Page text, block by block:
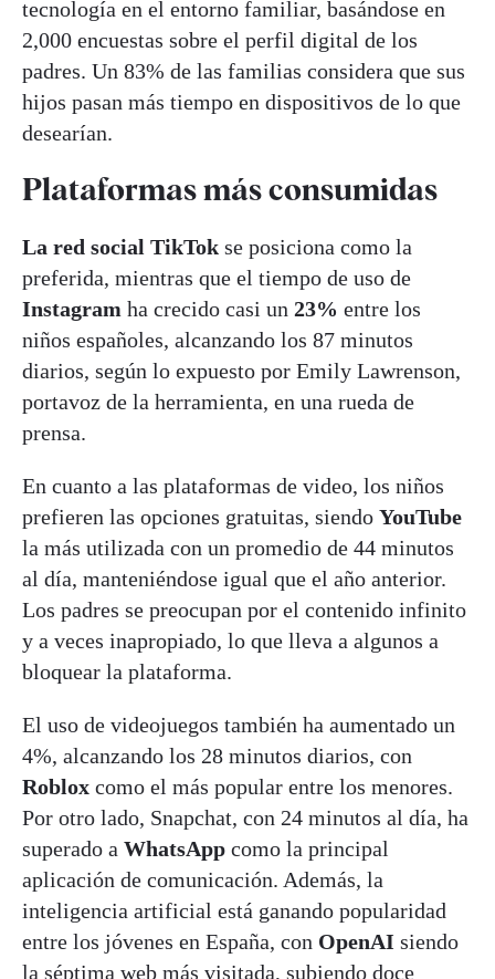
tecnología en el entorno familiar, basándose en
2,000 encuestas sobre el perfil digital de los
padres. Un 83% de las familias considera que sus
hijos pasan más tiempo en dispositivos de lo que
desearían.
Plataformas más consumidas
La red social TikTok se posiciona como la
preferida, mientras que el tiempo de uso de
Instagram ha crecido casi un 23% entre los
niños españoles, alcanzando los 87 minutos
diarios, según lo expuesto por Emily Lawrenson,
portavoz de la herramienta, en una rueda de
prensa.
En cuanto a las plataformas de video, los niños
prefieren las opciones gratuitas, siendo YouTube
la más utilizada con un promedio de 44 minutos
al día, manteniéndose igual que el año anterior.
Los padres se preocupan por el contenido infinito
y a veces inapropiado, lo que lleva a algunos a
bloquear la plataforma.
El uso de videojuegos también ha aumentado un
4%, alcanzando los 28 minutos diarios, con
Roblox como el más popular entre los menores.
Por otro lado, Snapchat, con 24 minutos al día, ha
superado a WhatsApp como la principal
aplicación de comunicación. Además, la
inteligencia artificial está ganando popularidad
entre los jóvenes en España, con OpenAI siendo
la séptima web más visitada, subiendo doce